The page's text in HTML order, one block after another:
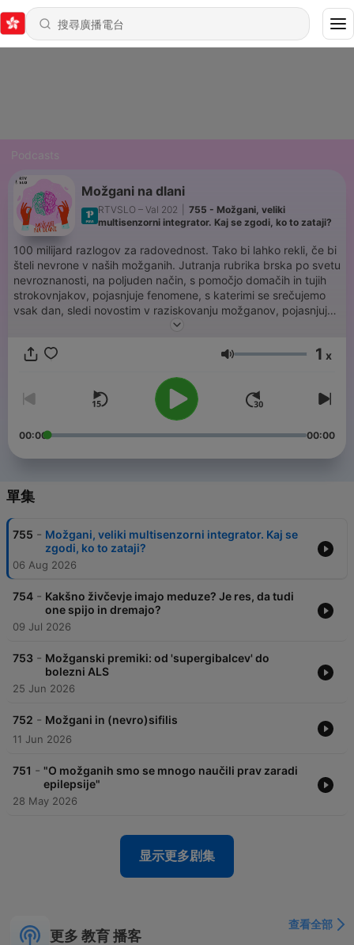
Podcasts
Možgani na dlani
RTVSLO – Val 202
755 - Možgani, veliki
multisenzorni integrator. Kaj se zgodi, ko to zataji?
100 milijard razlogov za radovednost. Tako bi lahko rekli, če bi
šteli nevrone v naših možganih. Jutranja rubrika brska po svetu
nevroznanosti, na poljuden način, s pomočjo domačih in tujih
strokovnjakov, pojasnjuje fenomene, s katerimi se srečujemo
vsak dan, sledi novostim v raziskovanju možganov, pojasnjuje
delovanje in funkcije tega neverjetnega organa in skrbi tudi za
音量 1 x
00:00 00:00
單集
755 - Možgani, veliki multisenzorni integrator. Kaj se
zgodi, ko to zataji?
06 Aug 2026
754 - Kakšno živčevje imajo meduze? Je res, da tudi
one spijo in dremajo?
09 Jul 2026
753 - Možganski premiki: od 'supergibalcev' do
bolezni ALS
25 Jun 2026
752 - Možgani in (nevro)sifilis
11 Jun 2026
751 - "O možganih smo se mnogo naučili prav zaradi
epilepsije"
28 May 2026
显示更多剧集
更多 教育 播客
查看全部